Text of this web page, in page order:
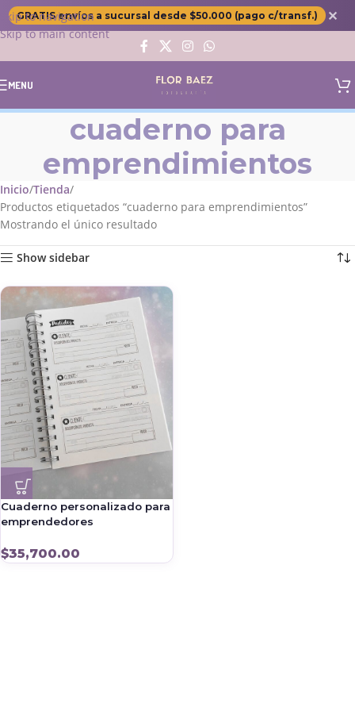
Skip to navigation
Skip to main content
GRATIS envíos a sucursal desde $50.000 (pago c/transf.) ✕
MENU
cuaderno para
emprendimientos
Inicio Tienda
Productos etiquetados “cuaderno para emprendimientos”
Mostrando el único resultado
Show sidebar
Cuaderno personalizado para
emprendedores
$35,700.00